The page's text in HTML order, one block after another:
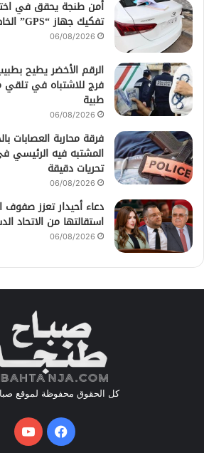
أمن طنجة يحقق في
تفكيك جهاز “GPS” الخاص بها
06/08/2026
الرقم الأخضر يطيح
فرج للاشتباه في
طبية
06/08/2026
فرقة محاربة العصابات
المشتبه فيه
تحريات دقيقة
06/08/2026
دعاء أحيدار تعزز صفوف
استقالتها من الاتحاد
06/08/2026
كل الحقوق محفوظة لموقع
فيسبوك